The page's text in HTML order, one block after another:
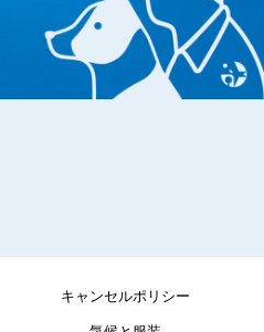
キャンセルポリシー